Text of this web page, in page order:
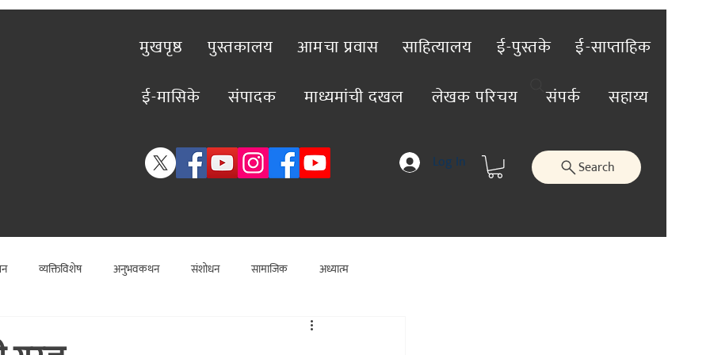
मुखपृष्ठ पुस्तकालय आमचा प्रवास साहित्यालय ई-पुस्तके
ई-साप्ताहिक
ई-मासिके
संपादक माध्यमांची दखल लेखक परिचय संपर्क सहाय्य
Log In Search
व्यक्तिविशेष अनुभवकथन संशोधन सामाजिक अध्यात्म